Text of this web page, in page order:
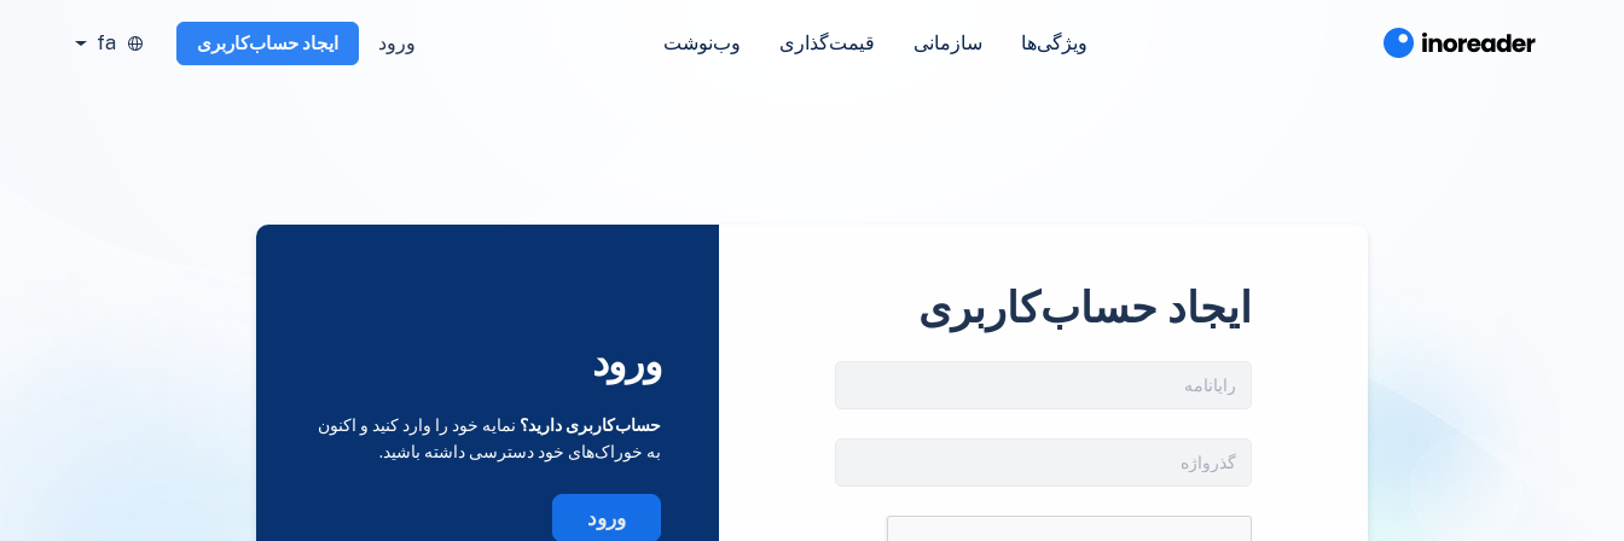
ویژگی‌ها سازمانی قیمت‌گذاری وب‌نوشت ورود ایجاد حساب‌کاربری fa
ایجاد حساب‌کاربری
ورود
حساب‌کاربری دارید؟ نمایه خود را وارد کنید و اکنون
به خوراک‌های خود دسترسی داشته باشید.
ورود